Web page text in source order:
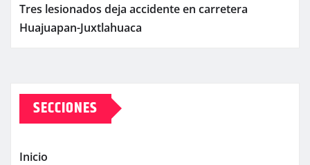
Tres lesionados deja accidente en carretera
Huajuapan-Juxtlahuaca
SECCIONES
Inicio